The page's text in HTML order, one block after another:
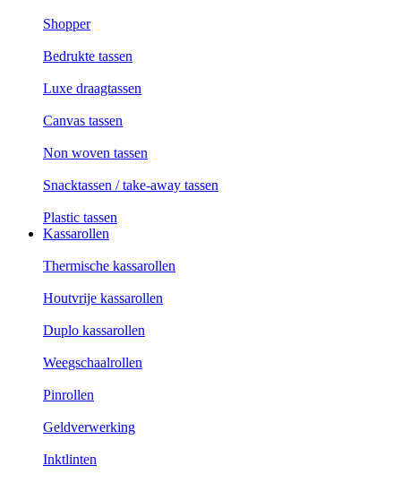
Shopper
Bedrukte tassen
Luxe draagtassen
Canvas tassen
Non woven tassen
Snacktassen / take-away tassen
Plastic tassen
Kassarollen
Thermische kassarollen
Houtvrije kassarollen
Duplo kassarollen
Weegschaalrollen
Pinrollen
Geldverwerking
Inktlinten